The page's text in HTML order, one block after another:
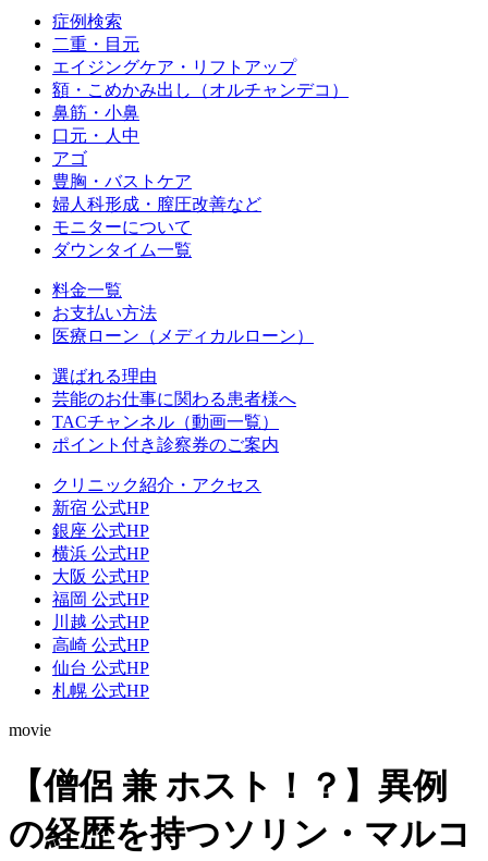
症例検索
二重・目元
エイジングケア・リフトアップ
額・こめかみ出し（オルチャンデコ）
鼻筋・小鼻
口元・人中
アゴ
豊胸・バストケア
婦人科形成・膣圧改善など
モニターについて
ダウンタイム一覧
料金一覧
お支払い方法
医療ローン（メディカルローン）
選ばれる理由
芸能のお仕事に関わる患者様へ
TACチャンネル（動画一覧）
ポイント付き診察券のご案内
クリニック紹介・アクセス
新宿 公式HP
銀座 公式HP
横浜 公式HP
大阪 公式HP
福岡 公式HP
川越 公式HP
高崎 公式HP
仙台 公式HP
札幌 公式HP
movie
【僧侶 兼 ホスト！？】異例
の経歴を持つソリン・マルコ